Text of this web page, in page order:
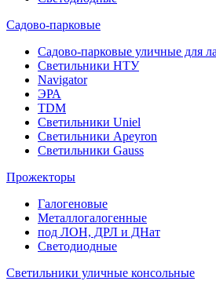
Садово-парковые
Садово-парковые уличные для
Светильники НТУ
Navigator
ЭРА
TDM
Светильники Uniel
Светильники Apeyron
Светильники Gauss
Прожекторы
Галогеновые
Металлогалогенные
под ЛОН, ДРЛ и ДНат
Светодиодные
Светильники уличные консольные